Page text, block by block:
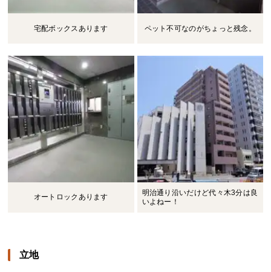
宅配ボックスあります ペット不可なのがちょっと残念。
オートロックあります
明治通り沿いだけど代々木3分は良
いよねー！
立地